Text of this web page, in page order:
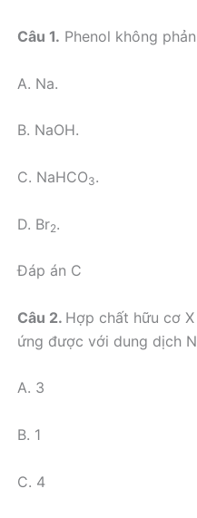
Câu 1. Phenol không
A. Na.
B. NaOH.
C. NaHCO3.
D. Br2.
Đáp án C
Câu 2. Hợp chất hữu cơ
ứng được với dung dịch
A. 3
B. 1
C. 4